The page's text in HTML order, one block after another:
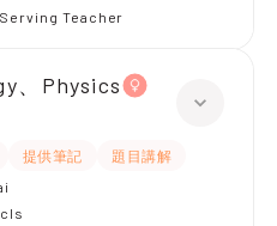
Teacher
、Physics
提供筆記
題目講解